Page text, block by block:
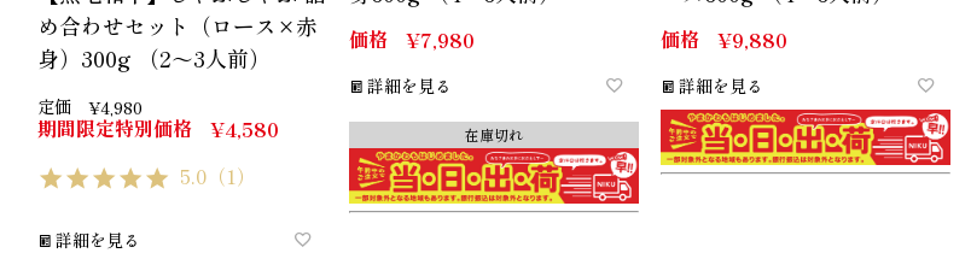
め合わせセット（ロース×赤
身）300g （2～3人前）
定価 ¥4,980
期間限定特別価格 ¥4,580
5.0 （1）
詳細を見る
価格 ¥7,980
詳細を見る
在庫切れ
価格 ¥9,880
詳細を見る